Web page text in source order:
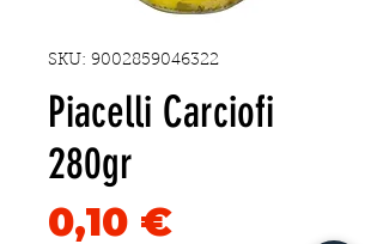
SKU: 9002859046322
Piacelli Carciofi
280gr
0,10 €Precio